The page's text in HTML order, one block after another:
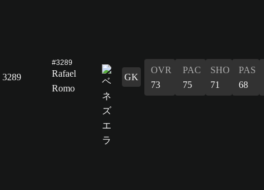
3289
#3289
Rafael
Romo
GK
OVR
73
PAC
75
SHO
71
PAS
68